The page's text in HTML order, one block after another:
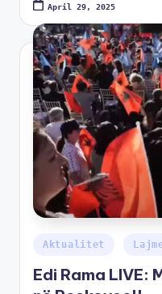
April 29, 2025
Aktualitet
Edi Rama LIVE: